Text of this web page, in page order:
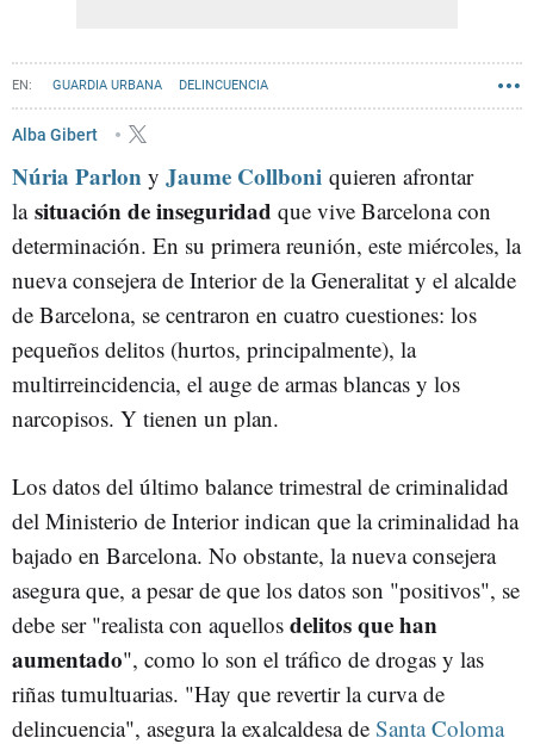
GUARDIA URBANA DELINCUENCIA
PSC - PARTIT DELS SOCIALISTES DE CATALUNYA
NÚRIA PARLÓN
Alba Gibert
Núria Parlon y Jaume Collboni quieren afrontar
la situación de inseguridad que vive Barcelona con
determinación. En su primera reunión, este miércoles, la
nueva consejera de Interior de la Generalitat y el alcalde
de Barcelona, se centraron en cuatro cuestiones: los
pequeños delitos (hurtos, principalmente), la
multirreincidencia, el auge de armas blancas y los
narcopisos. Y tienen un plan.
Los datos del último balance trimestral de criminalidad
del Ministerio de Interior indican que la criminalidad ha
bajado en Barcelona. No obstante, la nueva consejera
asegura que, a pesar de que los datos son "positivos", se
debe ser "realista con aquellos delitos que han
aumentado", como lo son el tráfico de drogas y las
riñas tumultuarias. "Hay que revertir la curva de
delincuencia", asegura la exalcaldesa de Santa Coloma